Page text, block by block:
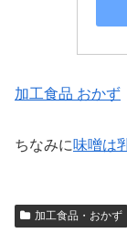
加工食品 おかず
ちなみに味噌は
加工食品・おかず